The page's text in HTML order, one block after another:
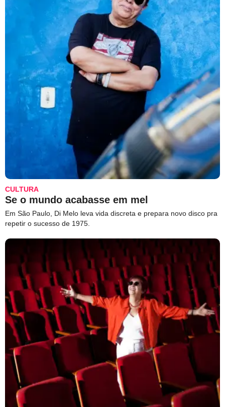
CULTURA
Se o mundo acabasse em mel
Em São Paulo, Di Melo leva vida discreta e prepara novo disco pra
repetir o sucesso de 1975.